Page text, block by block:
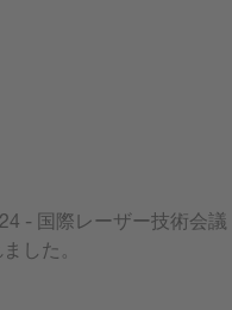
- 国際レーザー技術会議
した。